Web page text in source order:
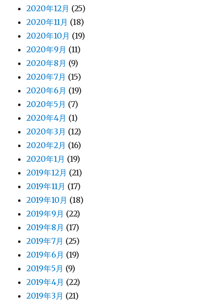
2020年12月 (25)
2020年11月 (18)
2020年10月 (19)
2020年9月 (11)
2020年8月 (9)
2020年7月 (15)
2020年6月 (19)
2020年5月 (7)
2020年4月 (1)
2020年3月 (12)
2020年2月 (16)
2020年1月 (19)
2019年12月 (21)
2019年11月 (17)
2019年10月 (18)
2019年9月 (22)
2019年8月 (17)
2019年7月 (25)
2019年6月 (19)
2019年5月 (9)
2019年4月 (22)
2019年3月 (21)